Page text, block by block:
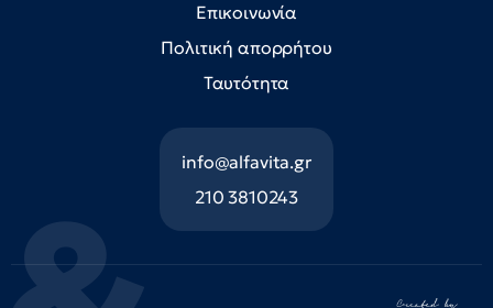
Επικοινωνία
Πολιτική απορρήτου
Ταυτότητα
info@alfavita.gr
210 3810243